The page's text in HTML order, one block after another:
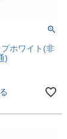
ホワイト(非
)